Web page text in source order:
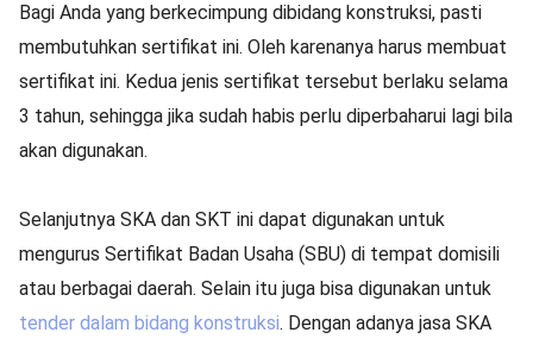
Bagi Anda yang berkecimpung dibidang konstruksi, pasti
membutuhkan sertifikat ini. Oleh karenanya harus membuat
sertifikat ini. Kedua jenis sertifikat tersebut berlaku selama
3 tahun, sehingga jika sudah habis perlu diperbaharui lagi bila
akan digunakan.
Selanjutnya SKA dan SKT ini dapat digunakan untuk
mengurus Sertifikat Badan Usaha (SBU) di tempat domisili
atau berbagai daerah. Selain itu juga bisa digunakan untuk
tender dalam bidang konstruksi. Dengan adanya jasa SKA